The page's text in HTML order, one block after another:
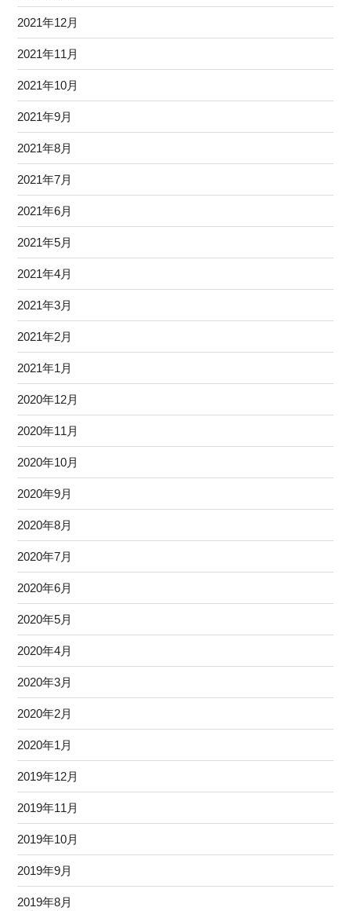
2021年12月
2021年11月
2021年10月
2021年9月
2021年8月
2021年7月
2021年6月
2021年5月
2021年4月
2021年3月
2021年2月
2021年1月
2020年12月
2020年11月
2020年10月
2020年9月
2020年8月
2020年7月
2020年6月
2020年5月
2020年4月
2020年3月
2020年2月
2020年1月
2019年12月
2019年11月
2019年10月
2019年9月
2019年8月